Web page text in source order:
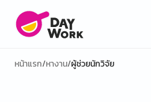
หน้าแรก/หางาน/ผู้ช่วยนักวิจัย